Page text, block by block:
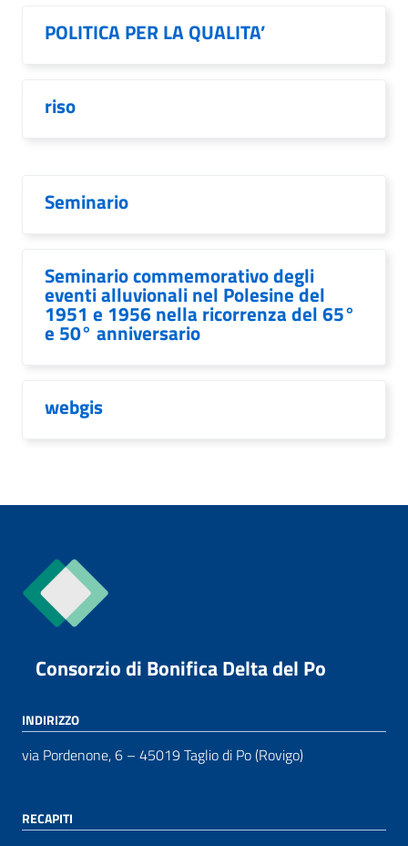
POLITICA PER LA QUALITA’
riso
Seminario
Seminario commemorativo degli
eventi alluvionali nel Polesine del
1951 e 1956 nella ricorrenza del 65°
e 50° anniversario
webgis
Consorzio di Bonifica Delta del Po
INDIRIZZO
via Pordenone, 6 – 45019 Taglio di Po (Rovigo)
RECAPITI